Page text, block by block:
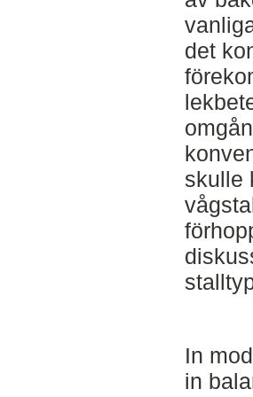
det
skulle
In
in